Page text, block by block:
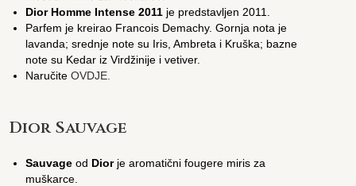
Dior Homme Intense 2011 je predstavljen 2011.
Parfem je kreirao Francois Demachy. Gornja nota je
lavanda; srednje note su Iris, Ambreta i Kruška; bazne
note su Kedar iz Virdžinije i vetiver.
NaručiteOVDJE.
Dior Sauvage
Sauvage od Diorje aromatični fougere miris za
muškarce.